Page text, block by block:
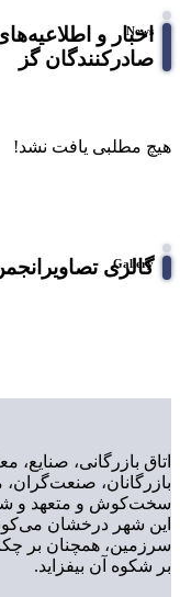
News
اخبار و
صادرکنندگان گز
هیچ مطلبی یافت نشد!
Gallery
گالری
اتاق بازرگانی،
بازرگانان،
سخت‌کوش و متعهد و
این شهر درخشان
سرزمین، همچنان بر
بر شکوه آن بیفزاید.